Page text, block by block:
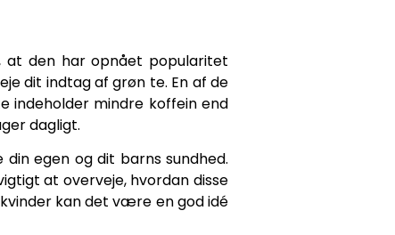
at den har opnået popularitet
dit indtag af grøn te. En af de
indeholder mindre koffein end
dagligt.
egen og dit barns sundhed.
at overveje, hvordan disse
kan det være en god idé